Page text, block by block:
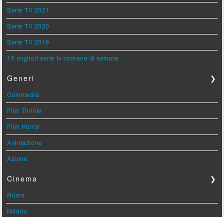
Serie TV 2021
Serie TV 2020
Serie TV 2019
10 migliori serie tv coreane di sempre
Generi ❯
Commedie
Film Thriller
Film Horror
Animazione
Azione
Cinema ❯
Roma
Milano